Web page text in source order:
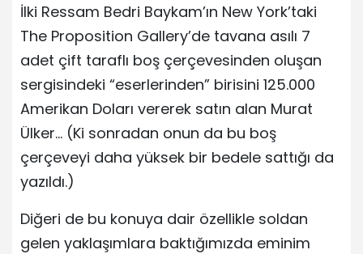
İlki Ressam Bedri Baykam’ın New York’taki
The Proposition Gallery’de tavana asılı 7
adet çift taraflı boş çerçevesinden oluşan
sergisindeki “eserlerinden” birisini 125.000
Amerikan Doları vererek satın alan Murat
Ülker… (Ki sonradan onun da bu boş
çerçeveyi daha yüksek bir bedele sattığı da
yazıldı.)
Diğeri de bu konuya dair özellikle soldan
gelen yaklaşımlara baktığımızda eminim